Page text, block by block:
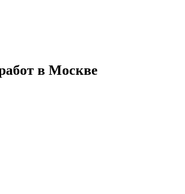
в Москве